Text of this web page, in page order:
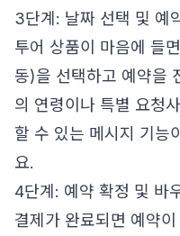
3단계: 날짜 선택 및 예
투어 상품이 마음에 들
동)을 선택하고 예약을
의 연령이나 특별 요청
할 수 있는 메시지 기능
요.
4단계: 예약 확정 및 바
결제가 완료되면 예약